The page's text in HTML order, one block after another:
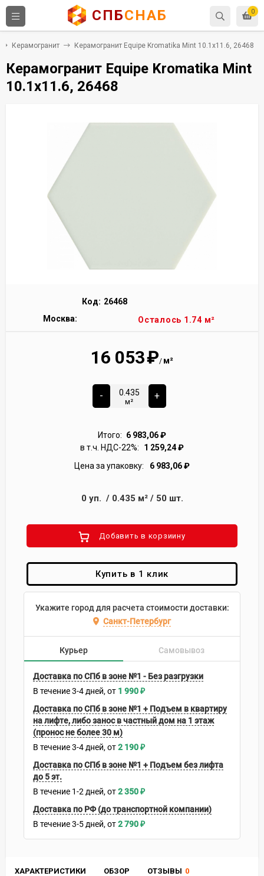
0
СПБСНАБ
Керамогранит Керамогранит Equipe Kromatika Mint 10.1x11.6, 26468
Керамогранит Equipe Kromatika Mint
10.1x11.6, 26468
ХАРАКТЕРИСТИКИ ОБЗОР ОТЗЫВЫ 0
Код: 26468
Москва:
Осталось 1.74 м²
16 053₽/ м²
-
м²
+
Итого: 6 983,06₽
в т.ч. НДС-22%:
1 259,24₽
Цена за упаковку:
6 983,06₽
0 уп. / 0.435 м²/ 50 шт.
Добавить в корзиину
Купить в 1 клик
Укажите город для расчета стоимости доставки:
Санкт-Петербург
Курьер Самовывоз
Доставка по СПб в зоне №1 - Без разгрузки
В течение3-4 дней 1 990₽
Доставка по СПб в зоне №1 + Подъем в квартиру
на лифте, либо занос в частный дом на 1 этаж
(пронос не более 30 м)
В течение3-4 дней 2 190₽
Доставка по СПб в зоне №1 + Подъем без лифта
до 5 эт.
В течение 1-2 дней 2 350₽
Доставка по РФ (до транспортной компании)
В течение3-5 дней 2 790₽